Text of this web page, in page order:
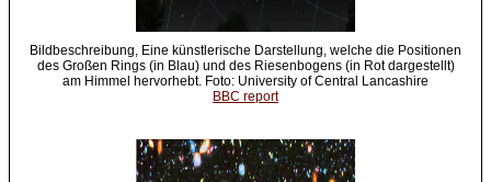
Bildbeschreibung, Eine künstlerische Darstellung, welche die Positionen
des Großen Rings (in Blau) und des Riesenbogens (in Rot dargestellt)
am Himmel hervorhebt. Foto: University of Central Lancashire
BBC report